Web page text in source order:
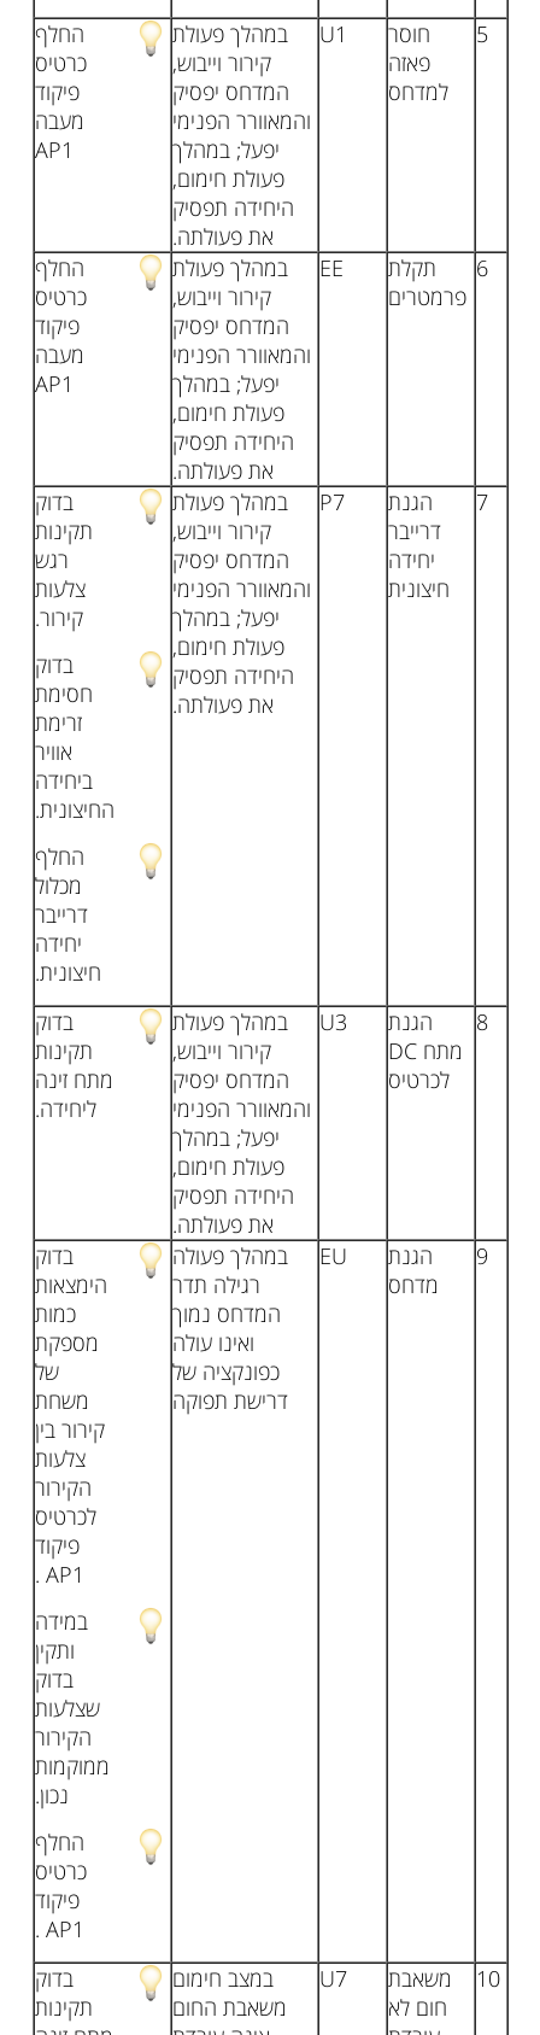
5
חוסר
פאזה
למדחס
U1
במהלך פעולת
קירור וייבוש,
המדחס יפסיק
והמאוורר הפנימי
יפעל; במהלך
פעולת חימום,
היחידה תפסיק
את פעולתה.
החלף
כרטיס
פיקוד
מעבה
AP1
6
תקלת
פרמטרים
EE
במהלך פעולת
קירור וייבוש,
המדחס יפסיק
והמאוורר הפנימי
יפעל; במהלך
פעולת חימום,
היחידה תפסיק
את פעולתה.
החלף
כרטיס
פיקוד
מעבה
AP1
7
הגנת
דרייבר
יחידה
חיצונית
P7
במהלך פעולת
קירור וייבוש,
המדחס יפסיק
והמאוורר הפנימי
יפעל; במהלך
פעולת חימום,
היחידה תפסיק
את פעולתה.
בדוק
תקינות
רגש
צלעות
קירור.
בדוק
חסימת
זרימת
אוויר
ביחידה
החיצונית.
החלף
מכלול
דרייבר
יחידה
חיצונית.
8
הגנת
מתח DC
לכרטיס
U3
במהלך פעולת
קירור וייבוש,
המדחס יפסיק
והמאוורר הפנימי
יפעל; במהלך
פעולת חימום,
היחידה תפסיק
את פעולתה.
בדוק
תקינות
מתח זינה
ליחידה.
9
הגנת
מדחס
EU
במהלך פעולה
רגילה תדר
המדחס נמוך
ואינו עולה
כפונקציה של
דרישת תפוקה
בדוק
הימצאות
כמות
מספקת
של
משחת
קירור בין
צלעות
הקירור
לכרטיס
פיקוד
AP1 .
במידה
ותקין
בדוק
שצלעות
הקירור
ממוקמות
נכון.
החלף
כרטיס
פיקוד
AP1 .
10
משאבת
חום לא
U7
במצב חימום
משאבת החום
בדוק
תקינות